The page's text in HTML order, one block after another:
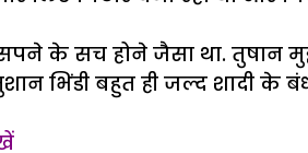
के सच होने जैसा था. तुषान
भिंडी बहुत ही जल्द शादी